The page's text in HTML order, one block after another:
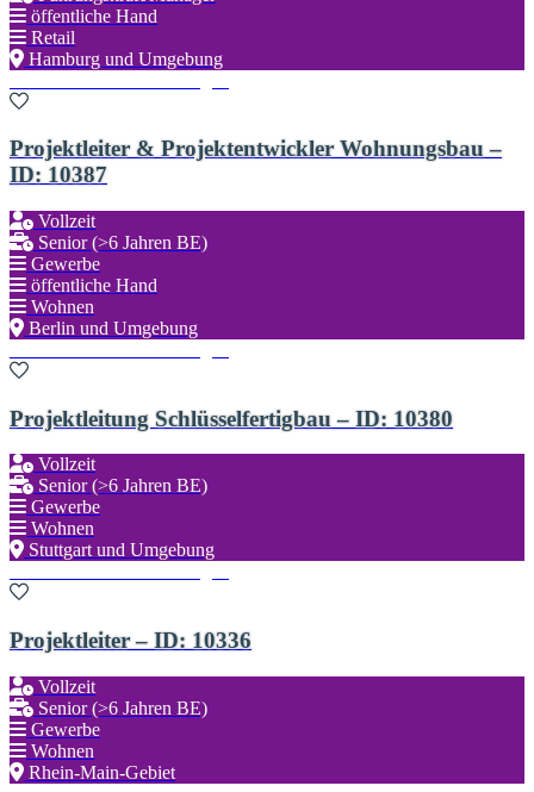
öffentliche Hand
Retail
Hamburg und Umgebung
Projektleiter & Projektentwickler Wohnungsbau –
ID: 10387
Vollzeit
Senior (>6 Jahren BE)
Gewerbe
öffentliche Hand
Wohnen
Berlin und Umgebung
Projektleitung Schlüsselfertigbau – ID: 10380
Vollzeit
Senior (>6 Jahren BE)
Gewerbe
Wohnen
Stuttgart und Umgebung
Projektleiter – ID: 10336
Vollzeit
Senior (>6 Jahren BE)
Gewerbe
Wohnen
Rhein-Main-Gebiet